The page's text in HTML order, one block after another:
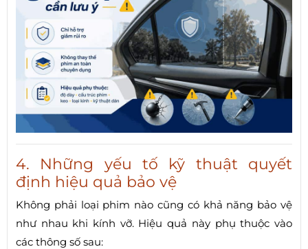
4. Những yếu tố kỹ thuật quyết
định hiệu quả bảo vệ
Không phải loại phim nào cũng có khả năng bảo vệ
như nhau khi kính vỡ. Hiệu quả này phụ thuộc vào
các thông số sau: